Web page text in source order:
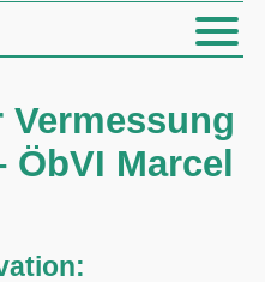
Marcel